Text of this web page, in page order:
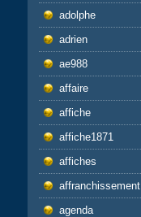
adolphe
adrien
ae988
affaire
affiche
affiche1871
affiches
affranchissement
agenda